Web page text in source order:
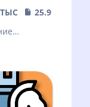
25.93 MB
задач